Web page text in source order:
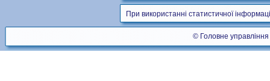
При використанні статистичної
© Головне управління